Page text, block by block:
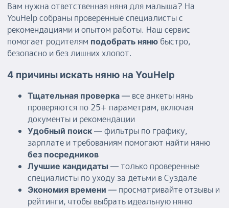
Вам нужна ответственная няня для малыша? На
YouHelp собраны проверенные специалисты с
рекомендациями и опытом работы. Наш сервис
помогает родителям подобрать няню быстро,
безопасно и без лишних хлопот.
4 причины искать няню на YouHelp
Тщательная проверка — все анкеты нянь
проверяются по 25+ параметрам, включая
документы и рекомендации
Удобный поиск — фильтры по графику,
зарплате и требованиям помогают найти няню
без посредников
Лучшие кандидаты — только проверенные
специалисты по уходу за детьми в Суздале
Экономия времени — просматривайте отзывы и
рейтинги, чтобы выбрать идеальную няню